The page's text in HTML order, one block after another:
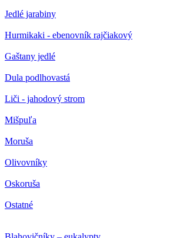
Jedlé jarabiny
Hurmikaki - ebenovník rajčiakový
Gaštany jedlé
Dula podlhovastá
Liči - jahodový strom
Mišpuľa
Moruša
Olivovníky
Oskoruša
Ostatné